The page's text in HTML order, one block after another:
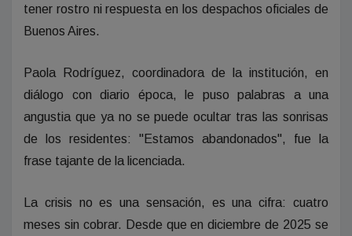
tener rostro ni respuesta en los despachos oficiales de
Buenos Aires.
Paola Rodríguez, coordinadora de la institución, en
diálogo con diario época, le puso palabras a una
angustia que ya no se puede ocultar tras las sonrisas
de los residentes: "Estamos abandonados", fue la
frase tajante de la licenciada.
La crisis no es una sensación, es una cifra: cuatro
meses sin cobrar. Desde que en diciembre de 2025 se